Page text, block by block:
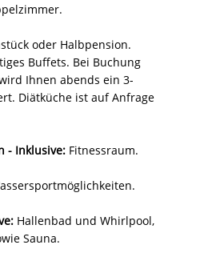
oder Halbpension.
Buffets. Bei Buchung
Ihnen abends ein 3-
Diätküche ist auf Anfrage
- Inklusive: Fitnessraum.
Hallenbad und Whirlpool,
Sauna.